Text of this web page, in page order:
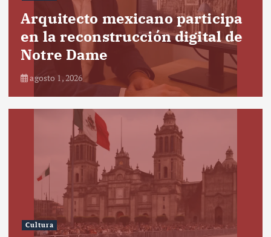
Arquitecto mexicano participa
en la reconstrucción digital de
Notre Dame
agosto 1, 2026
Cultura